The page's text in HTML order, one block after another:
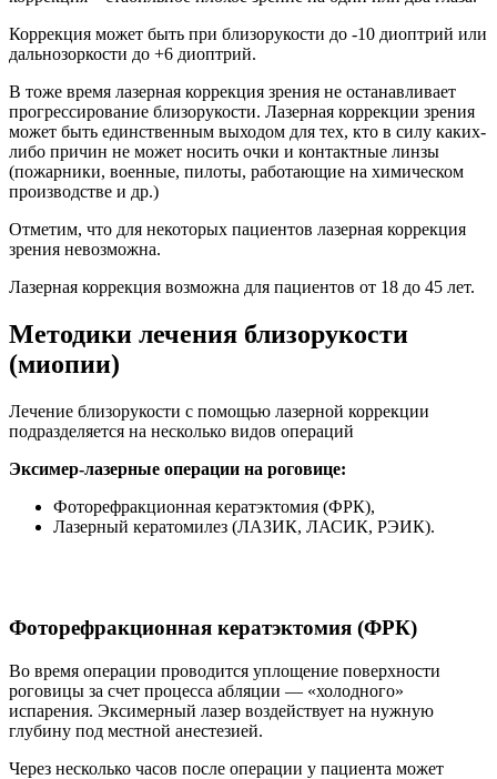
Коррекция может быть при близорукости до -10 диоптрий или
дальнозоркости до +6 диоптрий.
В тоже время лазерная коррекция зрения не останавливает
прогрессирование близорукости. Лазерная коррекции зрения
может быть единственным выходом для тех, кто в силу каких-
либо причин не может носить очки и контактные линзы
(пожарники, военные, пилоты, работающие на химическом
производстве и др.)
Отметим, что для некоторых пациентов лазерная коррекция
зрения невозможна.
Лазерная коррекция возможна для пациентов от 18 до 45 лет.
Методики лечения близорукости
(миопии)
Лечение близорукости с помощью лазерной коррекции
подразделяется на несколько видов операций
Эксимер-лазерные операции на роговице:
Фоторефракционная кератэктомия (ФРК),
Лазерный кератомилез (ЛАЗИК, ЛАСИК, РЭИК).
Фоторефракционная кератэктомия (ФРК)
Во время операции проводится уплощение поверхности
роговицы за счет процесса абляции — «холодного»
испарения. Эксимерный лазер воздействует на нужную
глубину под местной анестезией.
Через несколько часов после операции у пациента может